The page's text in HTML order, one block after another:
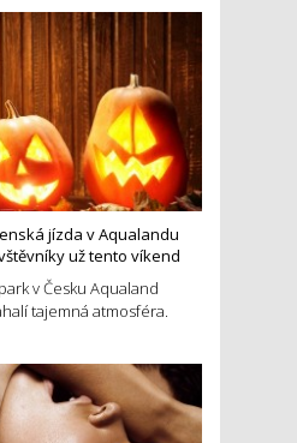
jízda v Aqualandu
už tento víkend
v Česku Aqualand
tajemná atmosféra.